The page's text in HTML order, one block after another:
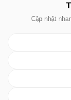
Cập nhật